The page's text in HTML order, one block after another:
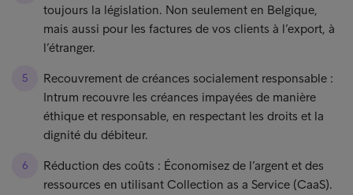
toujours la législation. Non seulement en Belgique,
mais aussi pour les factures de vos clients à l’export, à
l’étranger.
Recouvrement de créances socialement responsable :
Intrum recouvre les créances impayées de manière
éthique et responsable, en respectant les droits et la
dignité du débiteur.
Réduction des coûts : Économisez de l’argent et des
ressources en utilisant Collection as a Service (CaaS).